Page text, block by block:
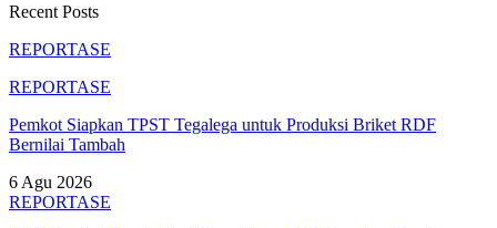
Recent Posts
REPORTASE
REPORTASE
Pemkot Siapkan TPST Tegalega untuk Produksi Briket RDF
Bernilai Tambah
6 Agu 2026
REPORTASE